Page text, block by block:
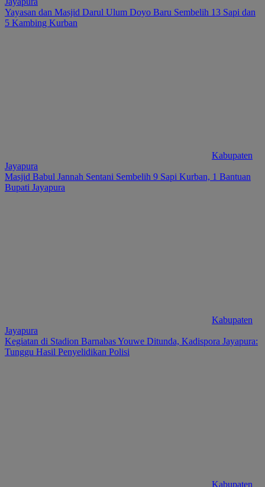
Yayasan dan Masjid Darul Ulum Doyo Baru Sembelih 13 Sapi dan
5 Kambing Kurban
Kabupaten
Jayapura
Masjid Babul Jannah Sentani Sembelih 9 Sapi Kurban, 1 Bantuan
Bupati Jayapura
Kabupaten
Jayapura
Kegiatan di Stadion Barnabas Youwe Ditunda, Kadispora Jayapura:
Tunggu Hasil Penyelidikan Polisi
Kabupaten